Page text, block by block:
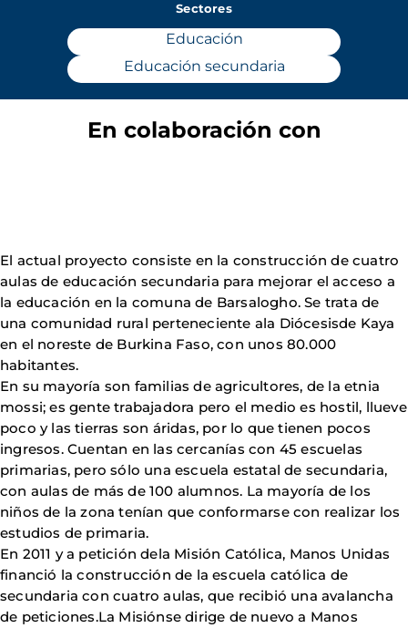
Sectores
Educación
Educación secundaria
En colaboración con
El actual proyecto consiste en la construcción de cuatro
aulas de educación secundaria para mejorar el acceso a
la educación en la comuna de Barsalogho. Se trata de
una comunidad rural perteneciente ala Diócesisde Kaya
en el noreste de Burkina Faso, con unos 80.000
habitantes.
En su mayoría son familias de agricultores, de la etnia
mossi; es gente trabajadora pero el medio es hostil, llueve
poco y las tierras son áridas, por lo que tienen pocos
ingresos. Cuentan en las cercanías con 45 escuelas
primarias, pero sólo una escuela estatal de secundaria,
con aulas de más de 100 alumnos. La mayoría de los
niños de la zona tenían que conformarse con realizar los
estudios de primaria.
En 2011 y a petición dela Misión Católica, Manos Unidas
financió la construcción de la escuela católica de
secundaria con cuatro aulas, que recibió una avalancha
de peticiones.La Misiónse dirige de nuevo a Manos